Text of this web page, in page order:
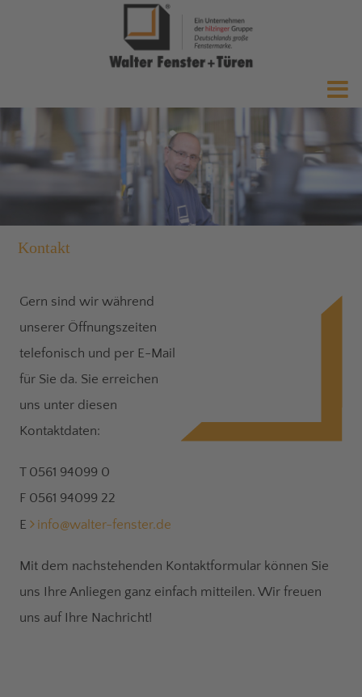
Kontakt
Gern sind wir während
unserer Öffnungszeiten
telefonisch und per E-Mail
für Sie da. Sie erreichen
uns unter diesen
Kontaktdaten:
T 0561 94099 0
F 0561 94099 22
E info@walter-fenster.de
Mit dem nachstehenden Kontaktformular können Sie
uns Ihre Anliegen ganz einfach mitteilen. Wir freuen
uns auf Ihre Nachricht!